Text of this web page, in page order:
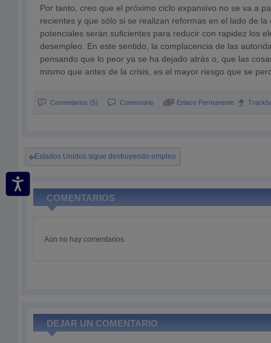
Por tanto, creo que el próximo ciclo expansivo no se va a
recientes y que sólo si se realizan reformas en el lado de
potenciales serán suficientes para reducir con rapidez los
desempleo. En este sentido, la complacencia de las
pensando que lo peor ya se ha dejado atrás o, que las
mismo que antes de la crisis, es el mayor riesgo que se
Comentarios (5) Comentario Enlace Permanente
Estados Unidos sigue destruyendo empleo
COMENTARIOS
Aún no hay comentarios.
DEJAR UN COMENTARIO